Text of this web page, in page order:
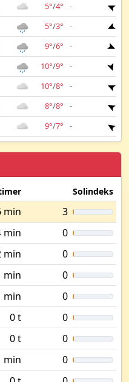
5°/4° -
5°/3° -
9°/6° -
10°/9° -
10°/8° -
8°/8° -
9°/7° -
Solindeks
min
3
min
0
min
0
min
0
min
0
0 t
0
0 t
0
min
0